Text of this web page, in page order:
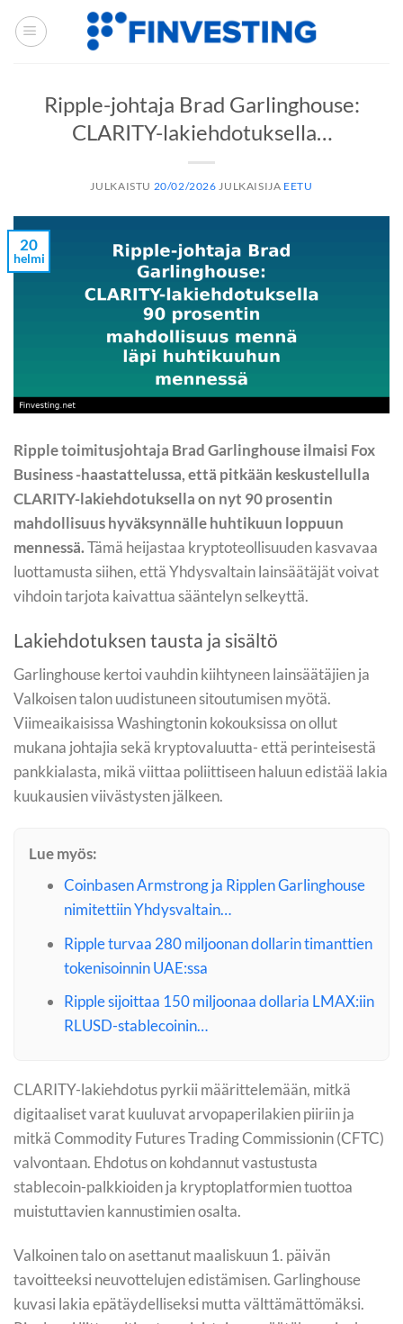
Siirry
sisältöön
Ripple-johtaja Brad Garlinghouse:
CLARITY-lakiehdotuksella…
JULKAISTU 20/02/2026 JULKAISIJA EETU
20
helmi
Ripple toimitusjohtaja Brad Garlinghouse ilmaisi Fox
Business -haastattelussa, että pitkään keskustellulla
CLARITY-lakiehdotuksella on nyt 90 prosentin
mahdollisuus hyväksynnälle huhtikuun loppuun
mennessä.Tämä heijastaa kryptoteollisuuden kasvavaa
luottamusta siihen, että Yhdysvaltain lainsäätäjät voivat
vihdoin tarjota kaivattua sääntelyn selkeyttä.
Lakiehdotuksen tausta ja sisältö
Garlinghouse kertoi vauhdin kiihtyneen lainsäätäjien ja
Valkoisen talon uudistuneen sitoutumisen myötä.
Viimeaikaisissa Washingtonin kokouksissa on ollut
mukana johtajia sekä kryptovaluutta- että perinteisestä
pankkialasta, mikä viittaa poliittiseen haluun edistää lakia
kuukausien viivästysten jälkeen.
Lue myös:
Coinbasen Armstrong ja Ripplen Garlinghouse
nimitettiin Yhdysvaltain…
Ripple turvaa 280 miljoonan dollarin timanttien
tokenisoinnin UAE:ssa
Ripple sijoittaa 150 miljoonaa dollaria LMAX:iin
RLUSD-stablecoinin…
CLARITY-lakiehdotus pyrkii määrittelemään, mitkä
digitaaliset varat kuuluvat arvopaperilakien piiriin ja
mitkä Commodity Futures Trading Commissionin (CFTC)
valvontaan. Ehdotus on kohdannut vastustusta
stablecoin-palkkioiden ja kryptoplatformien tuottoa
muistuttavien kannustimien osalta.
Valkoinen talo on asettanut maaliskuun 1. päivän
tavoitteeksi neuvottelujen edistämisen. Garlinghouse
kuvasi lakia epätäydelliseksi mutta välttämättömäksi.